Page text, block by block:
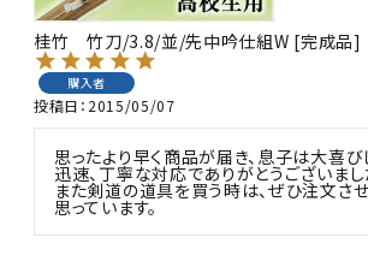
桂竹 竹刀/3.8/並/先中吟仕組W [完成品]
購入者
投稿日 2015/05/07
思ったより早く商品が届き、息子は大喜び
迅速、丁寧な対応でありがとうございまし
また剣道の道具を買う時は、ぜひ注文さ